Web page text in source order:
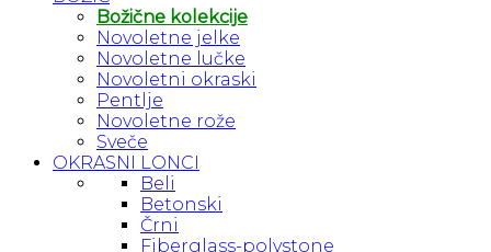
Božične kolekcije
Novoletne jelke
Novoletne lučke
Novoletni okraski
Pentlje
Novoletne rože
Sveče
OKRASNI LONCI
Beli
Betonski
Črni
Fiberglass-polystone